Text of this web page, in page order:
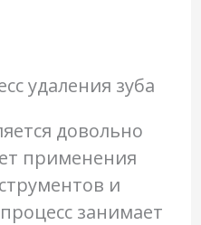
довольно
применения
и
занимает